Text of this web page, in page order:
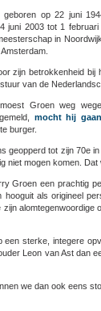
geboren op 22 juni
juni 2003 tot 1
in
zijn betrokkenheid
van de
Groen weg
mocht hij gaan
burger.
geopperd tot zijn 70e
niet mogen komen. Dat
Groen een prachtig
hooguit als origineel
zijn
een sterke, integere
Leon van Ast dan
we dan ook eens